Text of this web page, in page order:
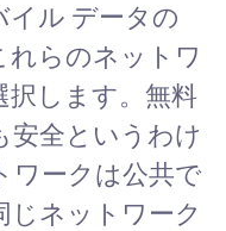
イル データの
れらのネットワ
択します。無料
安全というわけ
ワークは公共で
ネットワーク